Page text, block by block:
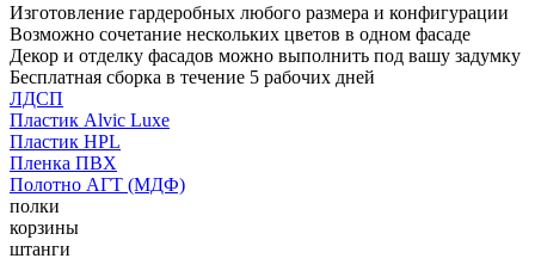
Изготовление гардеробных любого размера и конфигурации
Возможно сочетание нескольких цветов в одном фасаде
Декор и отделку фасадов можно выполнить под вашу задумку
Бесплатная сборка в течение 5 рабочих дней
ЛДСП
Пластик Alvic Luxe
Пластик HPL
Пленка ПВХ
Полотно АГТ (МДФ)
полки
корзины
штанги